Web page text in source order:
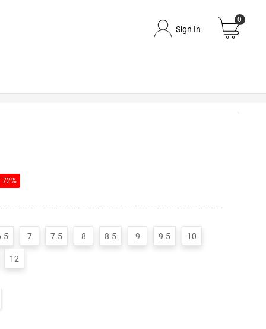
Sign In
0
72%
7 7.5 8 8.5 9 9.5 10
12